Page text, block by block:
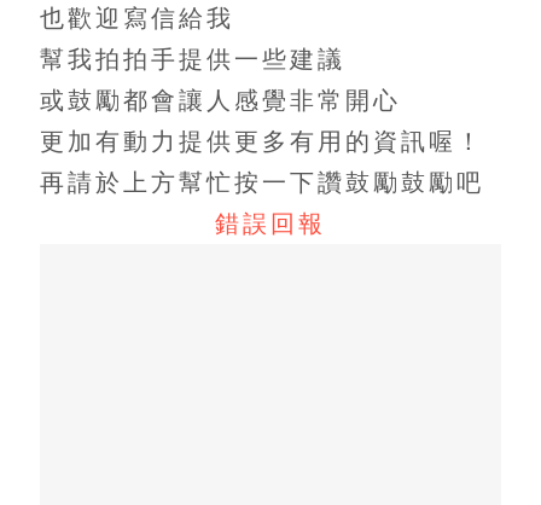
也歡迎寫信給我
幫我拍拍手提供一些建議
或鼓勵都會讓人感覺非常開心
更加有動力提供更多有用的資訊喔！
再請於上方幫忙按一下讚鼓勵鼓勵吧
錯誤回報